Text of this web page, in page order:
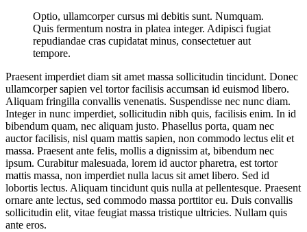
Optio, ullamcorper cursus mi debitis sunt. Numquam.
Quis fermentum nostra in platea integer. Adipisci fugiat
repudiandae cras cupidatat minus, consectetuer aut
tempore.
Praesent imperdiet diam sit amet massa sollicitudin tincidunt. Donec
ullamcorper sapien vel tortor facilisis accumsan id euismod libero.
Aliquam fringilla convallis venenatis. Suspendisse nec nunc diam.
Integer in nunc imperdiet, sollicitudin nibh quis, facilisis enim. In id
bibendum quam, nec aliquam justo. Phasellus porta, quam nec
auctor facilisis, nisl quam mattis sapien, non commodo lectus elit et
massa. Praesent ante felis, mollis a dignissim at, bibendum nec
ipsum. Curabitur malesuada, lorem id auctor pharetra, est tortor
mattis massa, non imperdiet nulla lacus sit amet libero. Sed id
lobortis lectus. Aliquam tincidunt quis nulla at pellentesque. Praesent
ornare ante lectus, sed commodo massa porttitor eu. Duis convallis
sollicitudin elit, vitae feugiat massa tristique ultricies. Nullam quis
ante eros.